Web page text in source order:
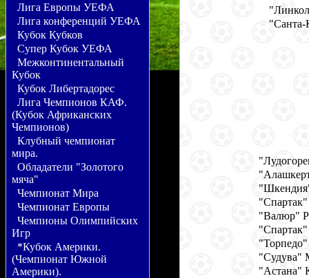
Лига Европы УЕФА
Лига конференций УЕФА
Кубок Кубков
Супер Кубок УЕФА
Межконтинентальный
Кубок
Кубок Либертадорес
Лига Чемпионов КАФ.
(Кубок Африканских
Чемпионов)
Клубный чемпионат
мира.
Обладатели "Золотого
мяча"
Чемпионат Мира
Чемпионат Европы
Чемпионы Олимпийских
Игр
*Кубок Америки.
(Чемпионат Южной
Америки).
"Валюр"
"Торпедо"
"Судува"
"Астана"